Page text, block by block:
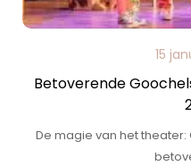
15
Betoverende
De magie van het